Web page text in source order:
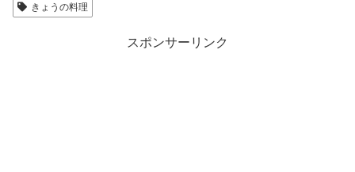
きょうの料理
スポンサーリンク